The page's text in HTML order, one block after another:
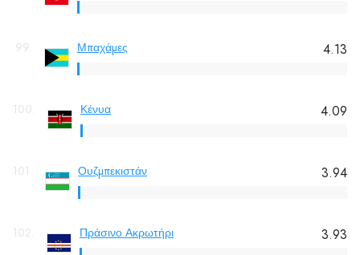
99. Μπαχάμες 4.13
100. Κένυα 4.09
101. Ουζμπεκιστάν 3.94
102. Πράσινο Ακρωτήρι 3.93